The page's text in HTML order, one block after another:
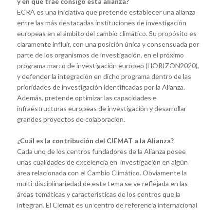
ECRA es una iniciativa que pretende establecer una alianza
entre las más destacadas instituciones de investigación
europeas en el ámbito del cambio climático. Su propósito es
claramente influir, con una posición única y consensuada por
parte de los organismos de investigación, en el próximo
programa marco de investigación europeo (HORIZON2020),
y defender la integración en dicho programa dentro de las
prioridades de investigación identificadas por la Alianza.
Además, pretende optimizar las capacidades e
infraestructuras europeas de investigación y desarrollar
grandes proyectos de colaboración.
¿Cuál es la contribución del CIEMAT a la Alianza?
Cada uno de los centros fundadores de la Alianza posee
unas cualidades de excelencia en investigación en algún
área relacionada con el Cambio Climático. Obviamente la
multi-disciplinariedad de este tema se ve reflejada en las
áreas temáticas y características de los centros que la
integran. El Ciemat es un centro de referencia internacional